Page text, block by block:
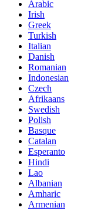
Arabic
Irish
Greek
Turkish
Italian
Danish
Romanian
Indonesian
Czech
Afrikaans
Swedish
Polish
Basque
Catalan
Esperanto
Hindi
Lao
Albanian
Amharic
Armenian